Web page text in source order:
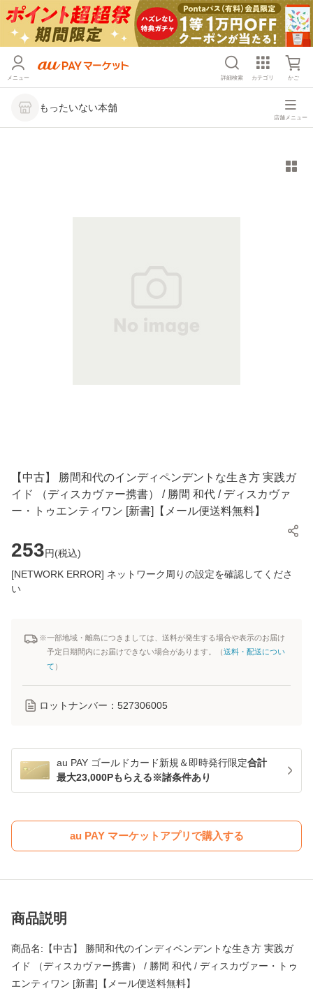
メニュー 詳細検索 カテゴリ かご
もったいない本舗
店舗メニュー
【中古】 勝間和代のインディペンデントな生き方 実践ガ
イド （ディスカヴァー携書） / 勝間 和代 / ディスカヴァ
ー・トゥエンティワン [新書]【メール便送料無料】
253円(税込)
[NETWORK ERROR] ネットワーク周りの設定を確認してくださ
い
※一部地域・離島につきましては、送料が発生する場合や表示のお届け
予定日期間内にお届けできない場合があります。（送料・配送につい
て ）
ロットナンバー： 527306005
au PAY ゴールドカード新規＆即時発行限定合計
最大23,000Pもらえる※諸条件あり
au PAY マーケットアプリで購入する
商品説明
商品名:【中古】 勝間和代のインディペンデントな生き方 実践ガ
イド （ディスカヴァー携書） / 勝間 和代 / ディスカヴァー・トゥ
エンティワン [新書]【メール便送料無料】